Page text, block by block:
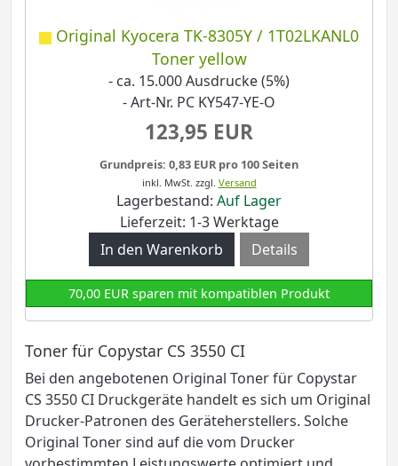
Original Kyocera TK-8305Y / 1T02LKANL0
Toner yellow
- ca. 15.000 Ausdrucke (5%)
- Art-Nr. PC KY547-YE-O
123,95 EUR
Grundpreis: 0,83 EUR pro 100 Seiten
inkl. MwSt. zzgl. Versand
Lagerbestand: Auf Lager
Lieferzeit: 1-3 Werktage
Details
70,00 EUR sparen mit kompatiblen Produkt
Toner für Copystar CS 3550 CI
Bei den angebotenen Original Toner für Copystar
CS 3550 CI Druckgeräte handelt es sich um Original
Drucker-Patronen des Geräteherstellers. Solche
Original Toner sind auf die vom Drucker